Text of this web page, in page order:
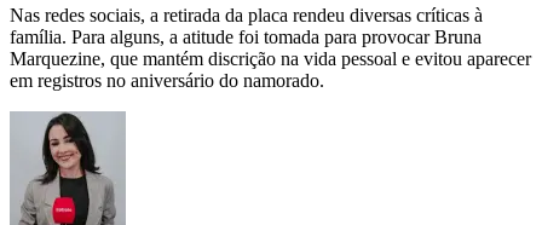
Nas redes sociais, a retirada da placa rendeu diversas críticas à
família. Para alguns, a atitude foi tomada para provocar Bruna
Marquezine, que mantém discrição na vida pessoal e evitou aparecer
em registros no aniversário do namorado.